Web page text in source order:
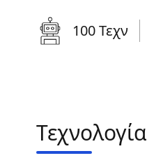
100 Τεχν
Τεχνολογία